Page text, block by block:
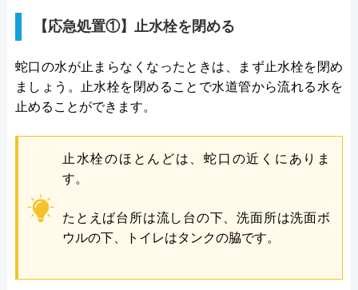
【応急処置①】止水栓を閉める
蛇口の水が止まらなくなったときは、まず止水栓を閉め
ましょう。止水栓を閉めることで水道管から流れる水を
止めることができます。
止水栓のほとんどは、蛇口の近くにありま
す。
たとえば台所は流し台の下、洗面所は洗面ボ
ウルの下、トイレはタンクの脇です。